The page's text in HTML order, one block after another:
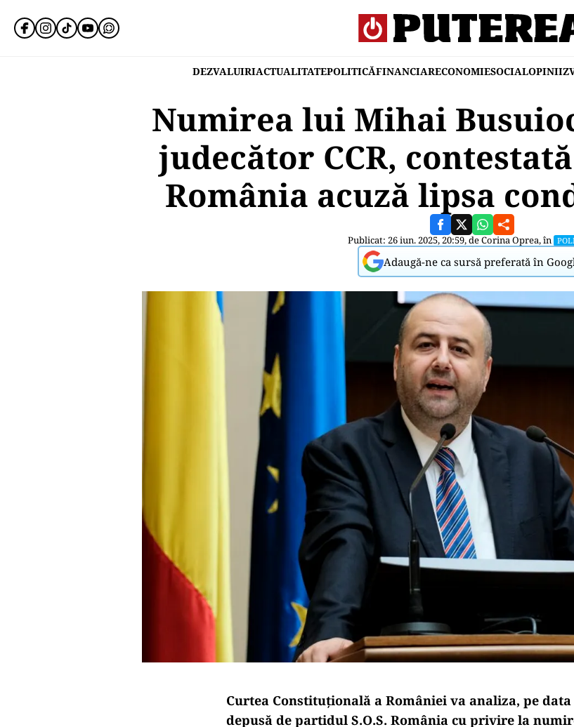
DEZVALUIRIACTUALITATEPOLITICĂFINANCIARECONOMIESOCIALOPINII
Numirea lui Mihai
judecător CCR,
România acuză lipsa
Publicat: 26 iun. 2025, 20:59, deCorina Oprea, în
Adaugă-ne ca sursă preferată în
Curtea Constituțională a României va analiza, pe
depusă de partidul S.O.S. România cu privire la